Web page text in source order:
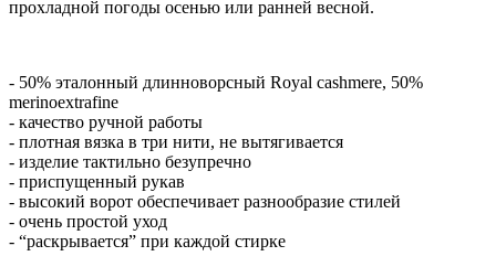
прохладной погоды осенью или ранней весной.
- 50% эталонный длинноворсный Royal cashmere, 50%
merinoextrafine
- качество ручной работы
- плотная вязка в три нити, не вытягивается
- изделие тактильно безупречно
- приспущенный рукав
- высокий ворот обеспечивает разнообразие стилей
- очень простой уход
- “раскрывается” при каждой стирке